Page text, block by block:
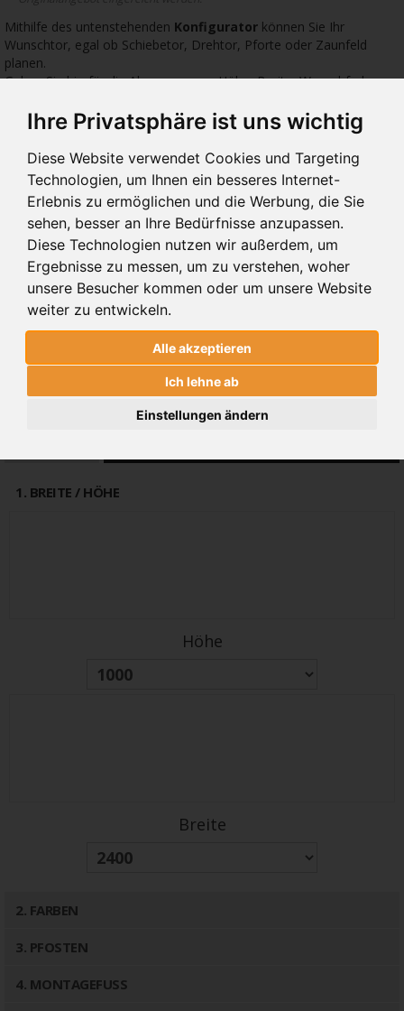
Ihre Privatsphäre ist uns wichtig
Diese Website verwendet Cookies und Targeting
Technologien, um Ihnen ein besseres Internet-
Erlebnis zu ermöglichen und die Werbung, die Sie
sehen, besser an Ihre Bedürfnisse anzupassen.
Diese Technologien nutzen wir außerdem, um
Ergebnisse zu messen, um zu verstehen, woher
unsere Besucher kommen oder um unsere Website
weiter zu entwickeln.
Alle akzeptieren
Ich lehne ab
Einstellungen ändern
Mithilfe des untenstehenden Konfigurator können Sie Ihr
Wunschtor, egal ob Schiebetor, Drehtor, Pforte oder Zaunfeld
planen.
Geben Sie hierfür die Abmessungen: Höhe, Breite, Wunschfarbe
10.229
DREHTORE 10.229
2496 €
10.01
DREHTORE 10.01
1586 €
DREHTORE 10.229
1 . BREITE / HÖHE
Höhe
Breite
2. FARBEN
3. PFOSTEN
4. MONTAGEFUSS